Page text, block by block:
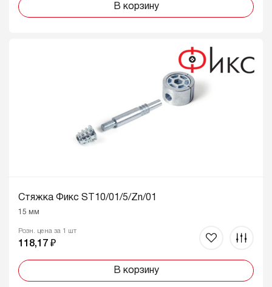
В корзину
Стяжка Фикс ST10/01/5/Zn/01
15 мм
Розн. цена за 1 шт
118,17 ₽
В корзину